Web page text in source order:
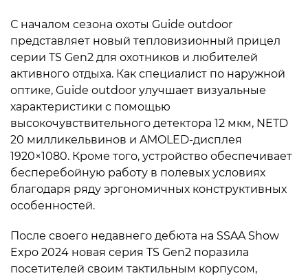
С началом сезона охоты Guide outdoor
представляет новый тепловизионный прицел
серии TS Gen2 для охотников и любителей
активного отдыха. Как специалист по наружной
оптике, Guide outdoor улучшает визуальные
характеристики с помощью
высокочувствительного детектора 12 мкм, NETD
20 милликельвинов и AMOLED-дисплея
1920×1080. Кроме того, устройство обеспечивает
бесперебойную работу в полевых условиях
благодаря ряду эргономичных конструктивных
особенностей.
После своего недавнего дебюта на SSAA Show
Expo 2024 новая серия TS Gen2 поразила
посетителей своим тактильным корпусом,